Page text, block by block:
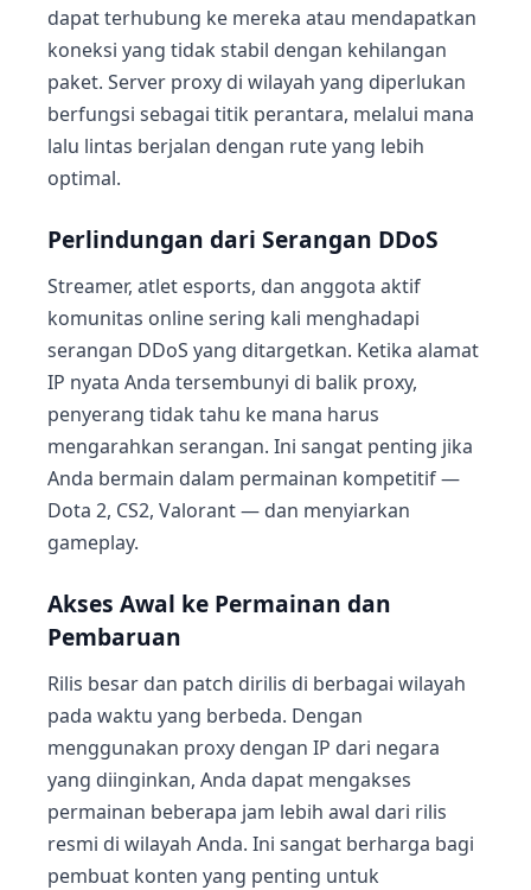
dapat terhubung ke mereka atau mendapatkan
koneksi yang tidak stabil dengan kehilangan
paket. Server proxy di wilayah yang diperlukan
berfungsi sebagai titik perantara, melalui mana
lalu lintas berjalan dengan rute yang lebih
optimal.
Perlindungan dari Serangan DDoS
Streamer, atlet esports, dan anggota aktif
komunitas online sering kali menghadapi
serangan DDoS yang ditargetkan. Ketika alamat
IP nyata Anda tersembunyi di balik proxy,
penyerang tidak tahu ke mana harus
mengarahkan serangan. Ini sangat penting jika
Anda bermain dalam permainan kompetitif —
Dota 2, CS2, Valorant — dan menyiarkan
gameplay.
Akses Awal ke Permainan dan
Pembaruan
Rilis besar dan patch dirilis di berbagai wilayah
pada waktu yang berbeda. Dengan
menggunakan proxy dengan IP dari negara
yang diinginkan, Anda dapat mengakses
permainan beberapa jam lebih awal dari rilis
resmi di wilayah Anda. Ini sangat berharga bagi
pembuat konten yang penting untuk